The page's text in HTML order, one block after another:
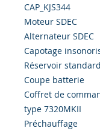
CAP_KJS344
Moteur SDEC
Alternateur SDEC
Capotage
Réservoir
Coupe batterie
Coffret de
type 7320MKII
Préchauffage